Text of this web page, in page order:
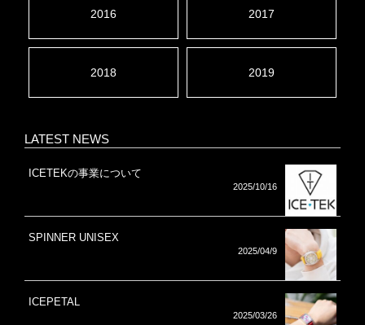
2016 2017
2018 2019
LATEST NEWS
ICETEKの事業について
2025/10/16
SPINNER UNISEX
2025/04/9
ICEPETAL
2025/03/26